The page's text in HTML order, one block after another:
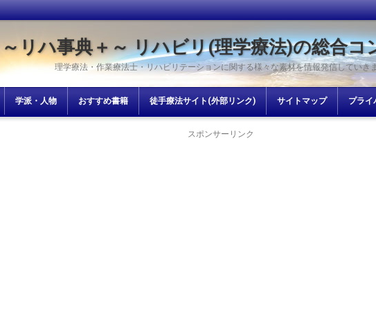
～リハ事典＋～ リハビリ(理学療法)の総合コ
理学療法・作業療法士・リハビリテーションに関する様々な素材を情報発信していき
学派・人物 おすすめ書籍 徒手療法サイト(外部リンク) サイトマップ プライ
スポンサーリンク